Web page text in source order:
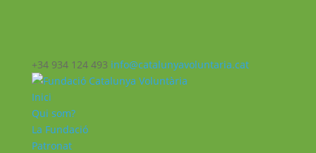
+34 934 124 493 info@catalunyavoluntaria.cat
Inici
Qui som?
La Fundació
Patronat